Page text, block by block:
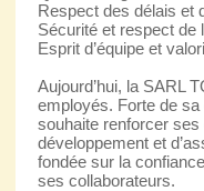
Respect des délais et
Sécurité et respect de
Esprit d’équipe et
Aujourd’hui, la SARL
employés. Forte de sa
souhaite renforcer
développement et
fondée sur la
ses collaborateurs.